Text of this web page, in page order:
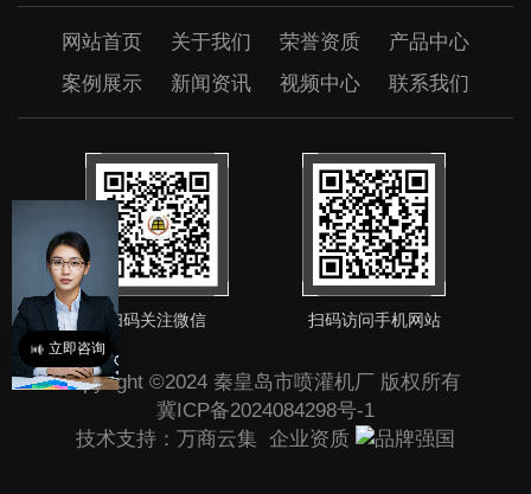
网站首页 关于我们 荣誉资质
产品中心
案例展示
新闻资讯 视频中心 联系我们
扫码关注微信 扫码访问手机网站
Copyright ©2024 秦皇岛市喷灌机厂 版权所有
冀ICP备2024084298号-1
技术支持： 万商云集 企业资质
立即咨询